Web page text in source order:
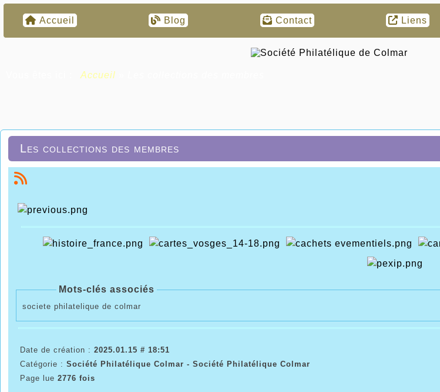
Accueil Blog Contact Liens
Accueil
Les collections des membres
Mots-clés associés
societe philatelique de colmar
Date de création : 2025.01.15 # 18:51
Catégorie : Société Philatélique Colmar - Société Philatélique Colmar
Page lue 2776 fois